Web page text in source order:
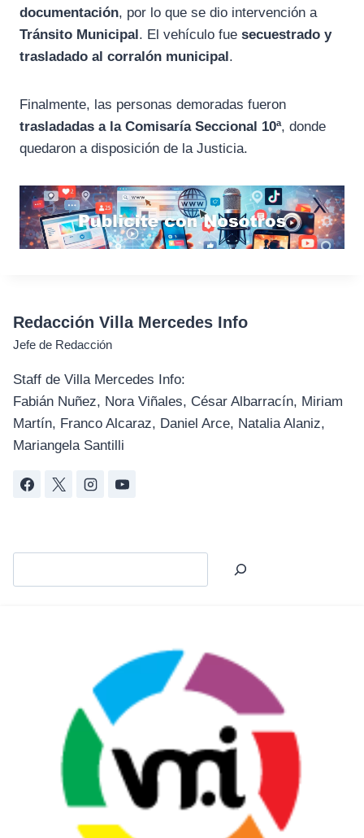
documentación, por lo que se dio intervención a
Tránsito Municipal. El vehículo fue secuestrado y
trasladado al corralón municipal.
Finalmente, las personas demoradas fueron
trasladadas a la Comisaría Seccional 10ª, donde
quedaron a disposición de la Justicia.
Redacción Villa Mercedes Info
Jefe de Redacción
Staff de Villa Mercedes Info:
Fabián Nuñez, Nora Viñales, César Albarracín, Miriam
Martín, Franco Alcaraz, Daniel Arce, Natalia Alaniz,
Mariangela Santilli